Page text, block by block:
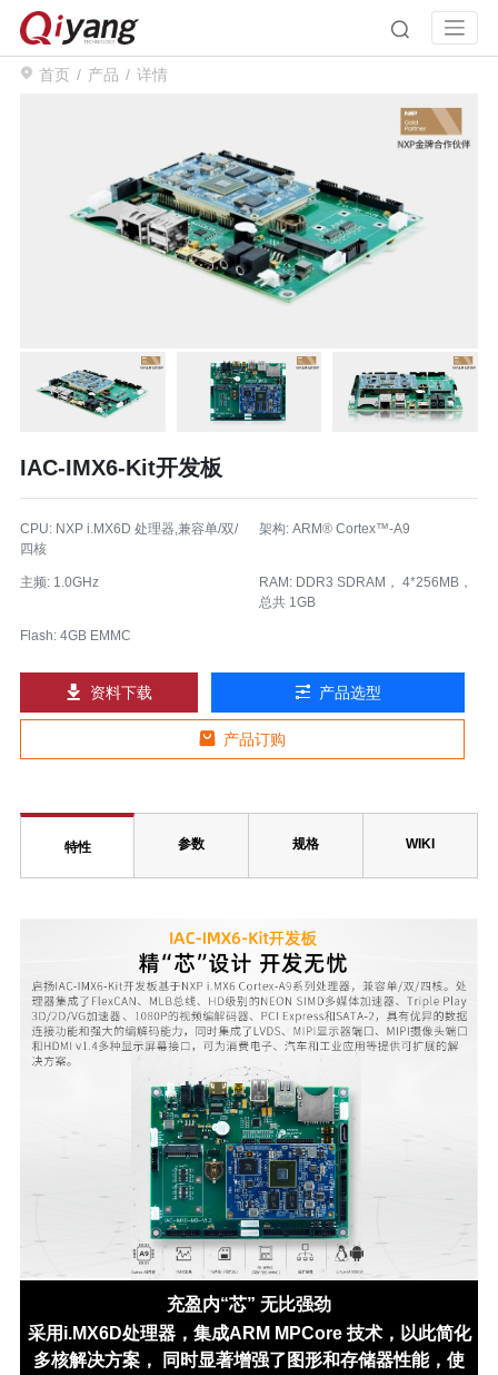
首页 产品 详情
IAC-IMX6-Kit开发板
CPU: NXP i.MX6D 处理器,兼容单/双/
四核
架构: ARM® Cortex™-A9
主频: 1.0GHz
RAM: DDR3 SDRAM， 4*256MB，
总共 1GB
Flash: 4GB EMMC
资料下载 产品选型
产品订购
特性 参数 规格 WIKI
充盈内“芯” 无比强劲
采用i.MX6D处理器，集成ARM MPCore 技术，以此简化
多核解决方案， 同时显著增强了图形和存储器性能，使